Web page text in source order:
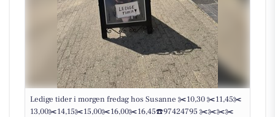
Ledige tider i morgen fredag hos Susanne ✂️10,30 ✂️11,45✂️
13,00✂️14,15✂️15,00✂️16,00✂️16,45☎️97424795 ✂️✂️✂️✂️